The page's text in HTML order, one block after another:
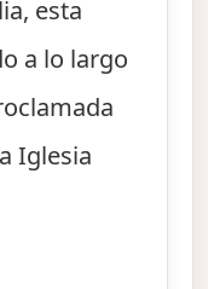
esta
a lo largo
Iglesia